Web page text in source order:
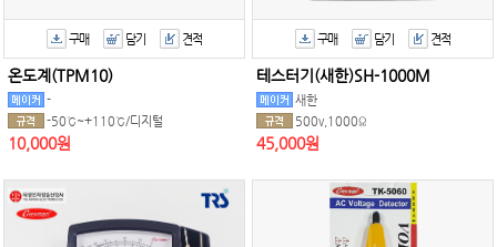
구매 담기 견적
온도계(TPM10)
-
-50℃~+110℃/디지털
10,000원
구매 담기 견적
테스터기(새한)SH-1000M
새한
500v,1000Ω
45,000원